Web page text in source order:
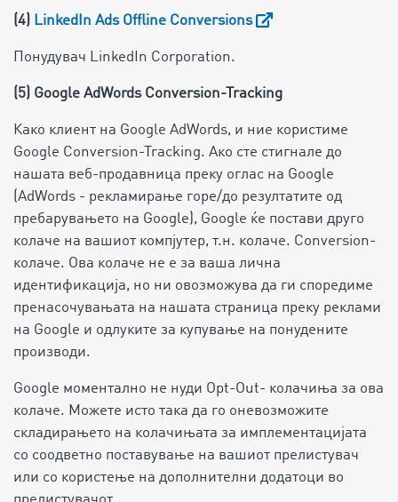
(4) LinkedIn Ads Offline Conversions
Понудувач LinkedIn Corporation.
(5) Google AdWords Conversion-Tracking
Како клиент на Google AdWords, и ние користиме
Google Conversion-Tracking. Ако сте стигнале до
нашата веб-продавница преку оглас на Google
(AdWords - рекламирање горе/до резултатите од
пребарувањето на Google), Google ќе постави друго
колаче на вашиот компјутер, т.н. колаче. Conversion-
колаче. Ова колаче не е за ваша лична
идентификација, но ни овозможува да ги споредиме
пренасочувањата на нашата страница преку реклами
на Google и одлуките за купување на понудените
производи.
Google моментално не нуди Opt-Out- колачиња за ова
колаче. Можете исто така да го оневозможите
складирањето на колачињата за имплементацијата
со соодветно поставување на вашиот прелистувач
или со користење на дополнителни додатоци во